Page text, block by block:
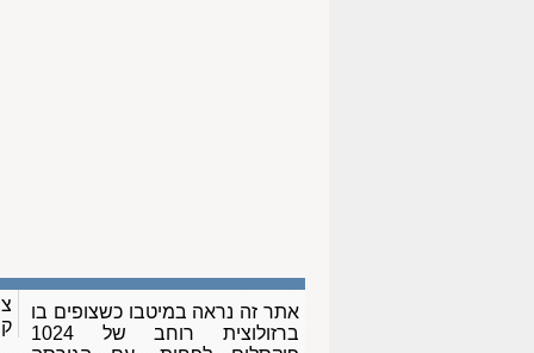
אתר זה נראה במיטבו כשצופים בו
ברזולוצית רוחב של 1024